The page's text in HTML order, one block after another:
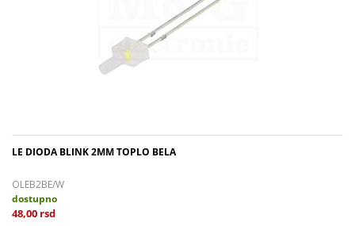
LE DIODA BLINK 2MM TOPLO BELA
OLEB2BE/W
dostupno
48,00 rsd